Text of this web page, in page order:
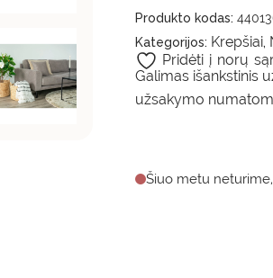
Produkto kodas:
Kategorijos: Krepšiai,
Galimas išankstinis
užsakymo
Šiuo metu
Pridėti į norų